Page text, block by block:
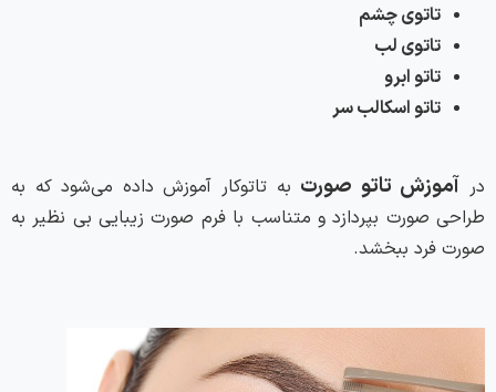
تاتوی چشم
تاتوی لب
تاتو ابرو
تاتو اسکالب سر
در آموزش تاتو صورت به تاتوکار آموزش داده می‌شود که به
طراحی صورت بپردازد و متناسب با فرم صورت زیبایی بی نظیر به
صورت فرد ببخشد.